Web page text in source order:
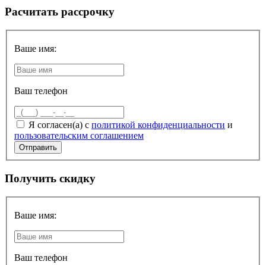
Расчитать рассрочку
Ваше имя:
Ваш телефон
Я согласен(а) с политикой конфиденциальности и
пользовательским соглашением
Получить скидку
Ваше имя:
Ваш телефон